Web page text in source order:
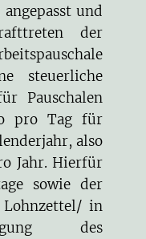
und
der
steuerliche
Pauschalen
pro Tag für
also
Jahr. Hierfür
sowie der
Lohnzettel/ in
des